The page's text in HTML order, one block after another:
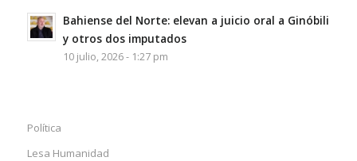
Bahiense del Norte: elevan a juicio oral a Ginóbili
y otros dos imputados
10 julio, 2026 - 1:27 pm
Política
Lesa Humanidad